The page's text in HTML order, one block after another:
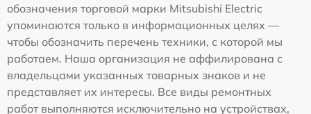
обозначения торговой марки Mitsubishi Electric
упоминаются только в информационных целях —
чтобы обозначить перечень техники, с которой мы
работаем. Наша организация не аффилирована с
владельцами указанных товарных знаков и не
представляет их интересы. Все виды ремонтных
работ выполняются исключительно на устройствах,